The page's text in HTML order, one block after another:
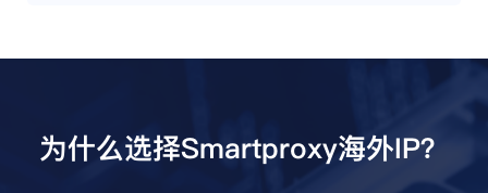
为什么选择Smartproxy海外IP？